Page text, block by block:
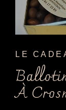
LE
À